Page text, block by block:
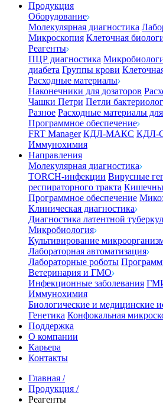
Продукция
Оборудование
Молекулярная диагностика
Микроскопия Клеточная
Реагенты
ПЦР диагностика
диабета Группы крови
Расходные материалы
Наконечники для дозаторов
Чашки Петри Петли
Разное Расходные материалы
Программное обеспечение
FRT Manager КДЛ-МАКС КДЛ-
Иммунохимия
Направления
Молекулярная диагностика
TORCH-инфекции Вирусные
респираторного тракта
Программное обеспечение
Клиническая диагностика
Диагностика латентной
Микробиология
Культивирование
Лабораторная автоматизация
Лабораторные роботы
Ветеринария и ГМО
Инфекционные заболевания
Иммунохимия
Биологические и медицинские
Генетика Конфокальная
Поддержка
О компании
Карьера
Контакты
Главная /
Продукция /
Реагенты